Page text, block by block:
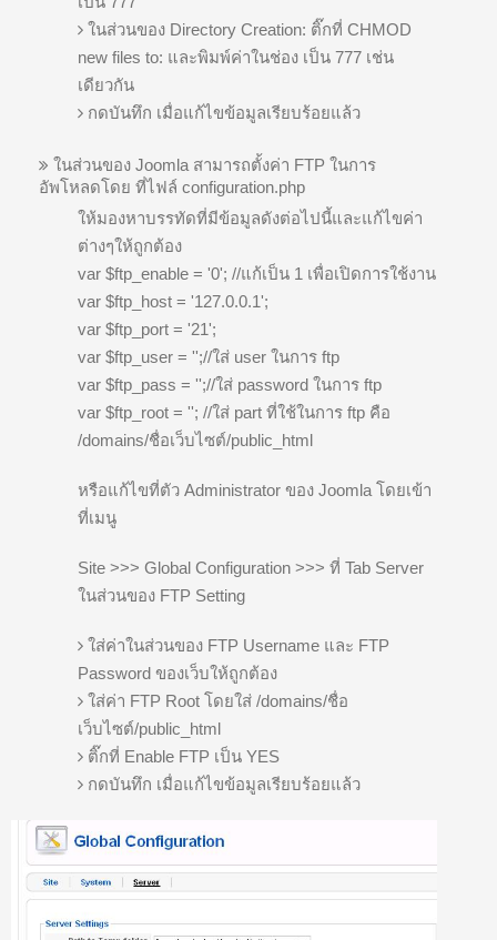
ในส่วนของ Directory Creation: ติ๊กที่ CHMOD
new files to: และพิมพ์ค่าในช่อง เป็น 777 เช่น
เดียวกัน
กดบันทึก เมื่อแก้ไขข้อมูลเรียบร้อยแล้ว
ในส่วนของ Joomla สามารถตั้งค่า FTP ในการ
อัพโหลดโดย ที่ไฟล์ configuration.php
ให้มองหาบรรทัดที่มีข้อมูลดังต่อไปนี้และแก้ไขค่า
ต่างๆให้ถูกต้อง
var $ftp_enable = '0'; //แก้เป็น 1 เพื่อเปิดการใช้งาน
var $ftp_host = '127.0.0.1';
var $ftp_port = '21';
var $ftp_user = '';//ใส่ user ในการ ftp
var $ftp_pass = '';//ใส่ password ในการ ftp
var $ftp_root = ''; //ใส่ part ที่ใช้ในการ ftp คือ
/domains/ชื่อเว็บไซต์/public_html
หรือแก้ไขที่ตัว Administrator ของ Joomla โดยเข้า
ที่เมนู
Site >>> Global Configuration >>> ที่ Tab Server
ในส่วนของ FTP Setting
ใส่ค่าในส่วนของ FTP Username และ FTP
Password ของเว็บให้ถูกต้อง
ใส่ค่า FTP Root โดยใส่ /domains/ชื่อ
เว็บไซต์/public_html
ติ๊กที่ Enable FTP เป็น YES
กดบันทึก เมื่อแก้ไขข้อมูลเรียบร้อยแล้ว